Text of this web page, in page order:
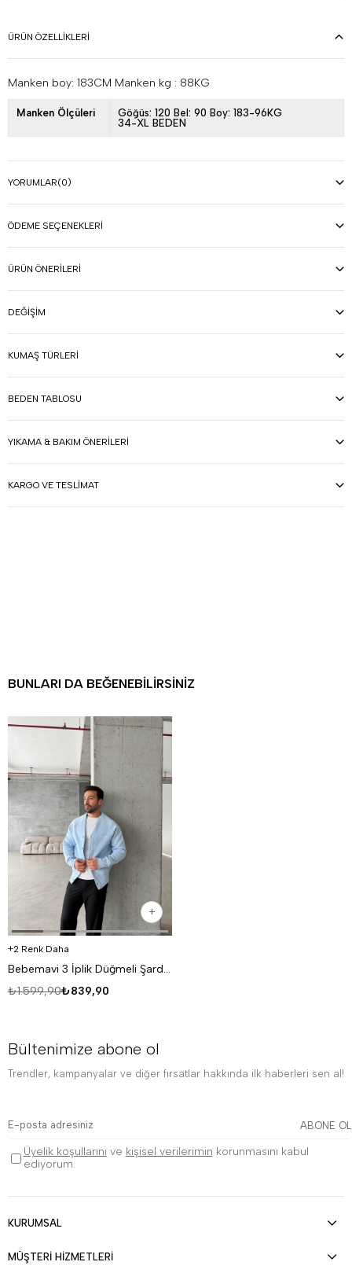
ÜRÜN ÖZELLIKLERI
Manken boy: 183CM Manken kg : 88KG
Manken Ölçüleri
Göğüs: 120 Bel: 90 Boy: 183-96KG
34-XL BEDEN
YORUMLAR(0)
ÖDEME SEÇENEKLERI
ÜRÜN ÖNERILERI
DEĞIŞIM
KUMAŞ TÜRLERI
BEDEN TABLOSU
YIKAMA & BAKIM ÖNERILERI
KARGO VE TESLIMAT
BUNLARI DA BEĞENEBILIRSINIZ
2 Renk Daha
Bebemavi 3 İplik Düğmeli Şardonlu DISORDER Baskılı Hırka VS
₺839,90
₺1.599,90
Bültenimize abone ol
Trendler, kampanyalar ve diğer fırsatlar hakkında ilk haberleri sen al!
ABONE OL
Üyelik koşullarını ve kişisel verilerimin korunmasını kabul
ediyorum.
KURUMSAL
MÜŞTERİ HİZMETLERİ